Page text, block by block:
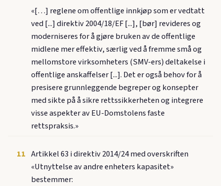
«[…] reglene om offentlige innkjøp som er vedtatt
ved [...] direktiv 2004/18/EF [...], [bør] revideres og
moderniseres for å gjøre bruken av de offentlige
midlene mer effektiv, særlig ved å fremme små og
mellomstore virksomheters (SMV-ers) deltakelse i
offentlige anskaffelser [...]. Det er også behov for å
presisere grunnleggende begreper og konsepter
med sikte på å sikre rettssikkerheten og integrere
visse aspekter av EU-Domstolens faste
rettspraksis.»
11 Artikkel 63 i direktiv 2014/24 med overskriften
«Utnyttelse av andre enheters kapasitet»
bestemmer: